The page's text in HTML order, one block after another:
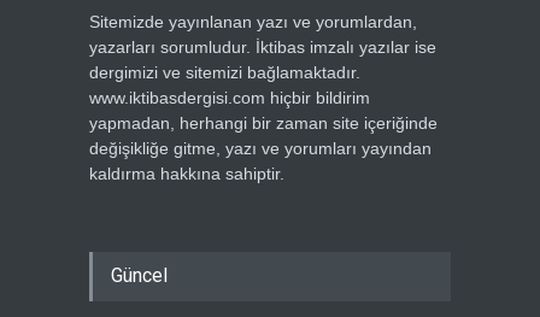
Sitemizde yayınlanan yazı ve yorumlardan,
yazarları sorumludur. İktibas imzalı yazılar ise
dergimizi ve sitemizi bağlamaktadır.
www.iktibasdergisi.com hiçbir bildirim
yapmadan, herhangi bir zaman site içeriğinde
değişikliğe gitme, yazı ve yorumları yayından
kaldırma hakkına sahiptir.
Güncel